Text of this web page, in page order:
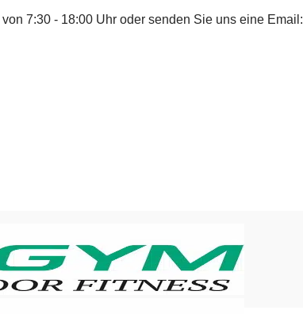
von 7:30 - 18:00 Uhr oder senden Sie uns eine Email: